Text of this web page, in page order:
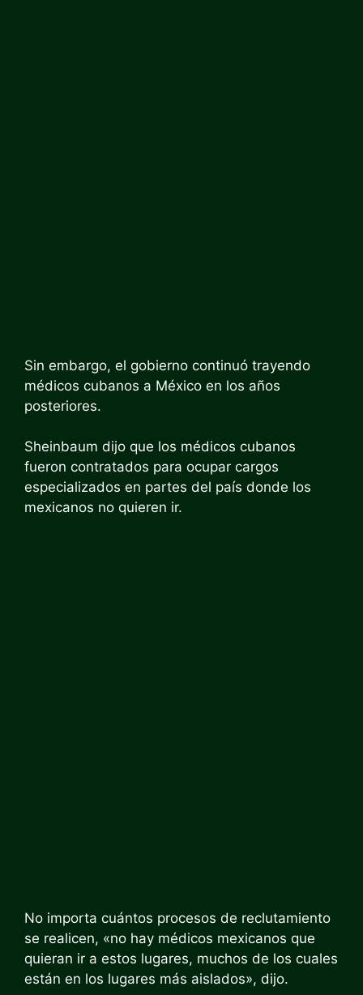
Sin embargo, el gobierno continuó trayendo
médicos cubanos a México en los años
posteriores.
Sheinbaum dijo que los médicos cubanos
fueron contratados para ocupar cargos
especializados en partes del país donde los
mexicanos no quieren ir.
No importa cuántos procesos de reclutamiento
se realicen, «no hay médicos mexicanos que
quieran ir a estos lugares, muchos de los cuales
están en los lugares más aislados», dijo.